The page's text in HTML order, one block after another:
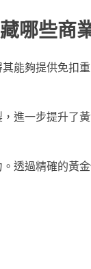
哪些商
能夠提供免扣
進一步提升了
透過精確的黃